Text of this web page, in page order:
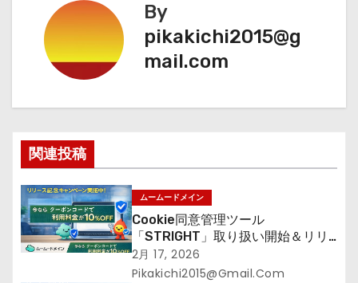
ゲ
シ
ョ
ン
By
pikakichi2015@g
mail.com
関連投稿
ムームードメイン
Cookie同意管理ツール
「STRIGHT」取り扱い開始＆リリ
ース記念キャンペーン【ムームード
メイン】
2月 17, 2026
Pikakichi2015@gmail.com